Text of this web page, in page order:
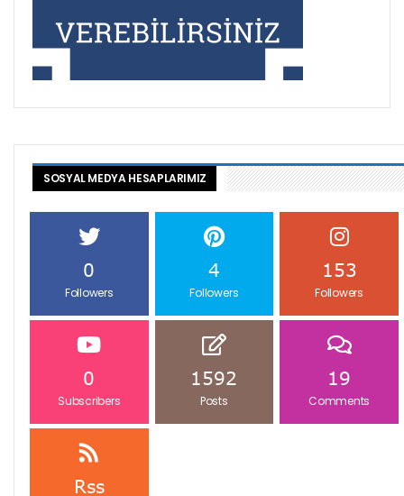
SOSYAL MEDYA HESAPLARIMIZ
0
Followers
4
Followers
153
Followers
0
Subscribers
1592
Posts
19
Comments
Rss